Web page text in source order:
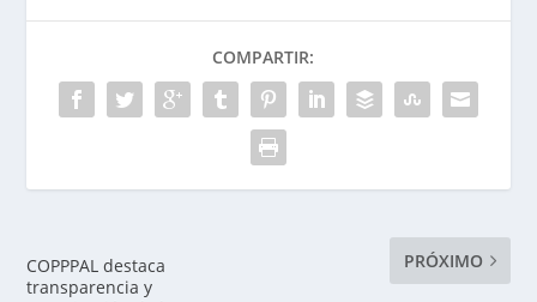
COMPARTIR:
COPPPAL destaca
transparencia y
PRÓXIMO